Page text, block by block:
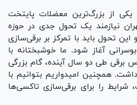
یکی از بزرگ‌ترین معضلات پایتخت
نیازمند یک تحول جدی در حوزه
تحول باید با تمرکز بر برقی‌سازی
آغاز شود. ما خوشبختانه با
اتوبوس برقی طی دو سال آینده، گام بزرگی
همچنین امیدواریم بتوانیم با
شرایط را برای برقی‌سازی تاکسی‌ها